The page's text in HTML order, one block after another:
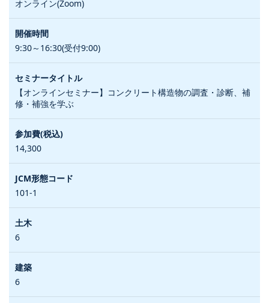
オンライン(Zoom)
9:30～16:30(受付9:00)
【オンラインセミナー】コンクリート構造物の調査・診断、補
修・補強を学ぶ
14,300
101-1
6
6